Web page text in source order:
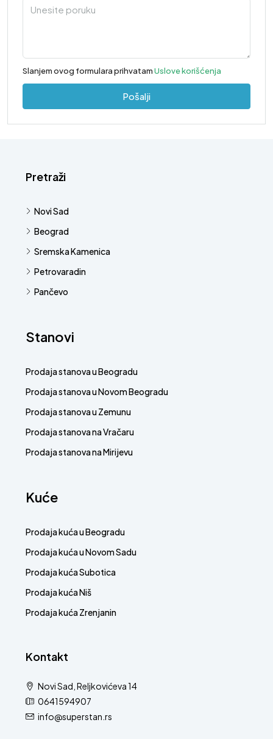
Slanjem ovog formulara prihvatamUslove korišćenja
Pošalji
Pretraži
Novi Sad
Beograd
Sremska Kamenica
Petrovaradin
Pančevo
Stanovi
Prodaja stanova u Beogradu
Prodaja stanova u Novom Beogradu
Prodaja stanova u Zemunu
Prodaja stanova na Vračaru
Prodaja stanova na Mirijevu
Kuće
Prodaja kuća u Beogradu
Prodaja kuća u Novom Sadu
Prodaja kuća Subotica
Prodaja kuća Niš
Prodaja kuća Zrenjanin
Kontakt
Novi Sad, Reljkovićeva 14
0641594907
info@superstan.rs